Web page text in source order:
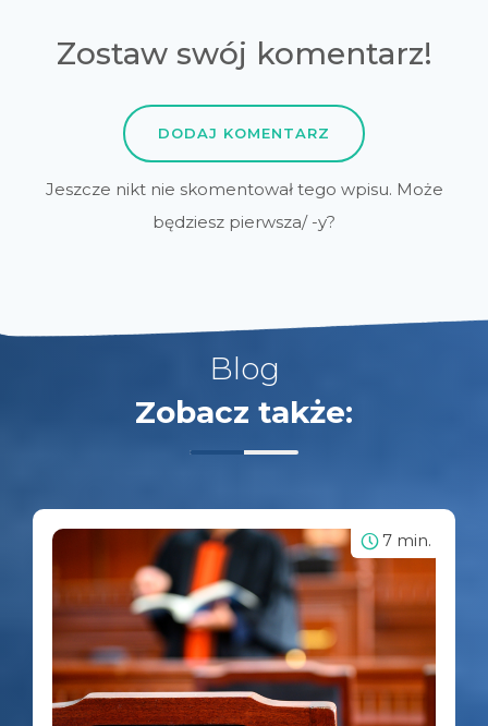
Zostaw swój komentarz!
DODAJ KOMENTARZ
Jeszcze nikt nie skomentował tego wpisu. Może
będziesz pierwsza/ -y?
Blog
Zobacz także:
7 min.